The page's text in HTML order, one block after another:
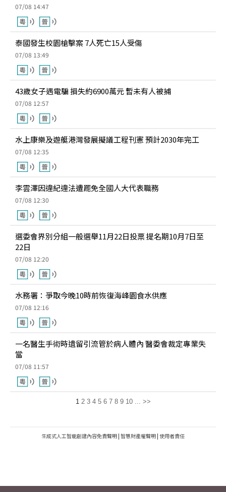
07/08 14:47
泰國發生校園槍擊案 7人死亡15人受傷
07/08 13:49
43歲女子遇電騙 損失約6900萬元 暫未有人被捕
07/08 12:57
水上康樂及遊艇港灣發展擬議工程刊憲 預計2030年完工
07/08 12:35
李雲澤因違紀違法遭罷免全國人大代表職務
07/08 12:30
選委會界別分組一般選舉11月22日投票 提名期10月7日至
22日
07/08 12:20
水務署：爭取今晚10時前恢復海峰園食水供應
07/08 12:16
一名醫生手術時遺留引流管於病人體內 醫委會裁定專業失
當
07/08 11:57
1 2 3 4 5 6 7 8 9 10 ... >>
生成式人工智能創建內容免責聲明 | 智慧財產權聲明 | 使用者責任